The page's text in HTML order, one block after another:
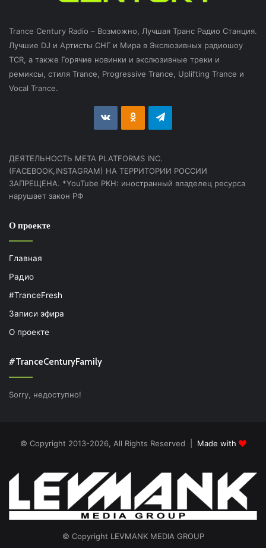
Trance Century Radio – Возможно, Лучшая Транс Радио Станция.
Лучшие DJ и Артисты СНГ и Мира в Экслюзивных радиошоу
TCR, а также Горячие новинки и экслюзивные треки и
ремиксы, стиля Trance, Progressive Trance, Uplifting Trance и
Vocal Trance.
vk.com Odnoklassniki
Telegram
ДЕЯТЕЛЬНОСТЬ МЕТА PLATFORMS INC.
(FACEBOOK,INSTAGRAM) НА ТЕРРИТОРИИ РОССИИ
ЗАПРЕЩЕНА. *YouTube РКН: иностранный владелец ресурса
нарушает закон РФ
О проекте
Главная
Радио
#TranceFresh
Записи эфира
О проекте
#TranceCenturyFamily
Sorry, недоступно!
© Copyright 2013-2026, All Rights Reserved | Made with
© Copyright LEVMANK MEDIA GROUP